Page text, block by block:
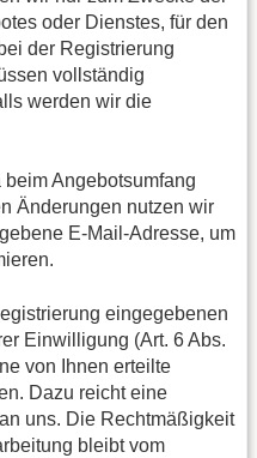
oder Dienstes, für den
der Registrierung
vollständig
werden wir die
Angebotsumfang
Änderungen nutzen wir
E-Mail-Adresse, um
eingegebenen
Einwilligung (Art. 6 Abs.
von Ihnen erteilte
Dazu reicht eine
uns. Die Rechtmäßigkeit
bleibt vom